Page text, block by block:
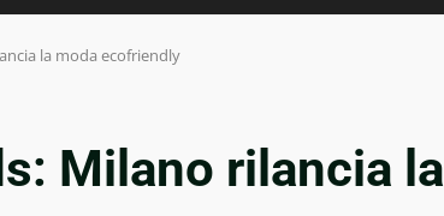
la moda ecofriendly
Milano rilancia la